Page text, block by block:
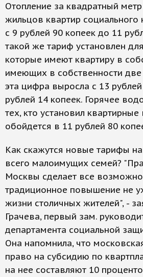
Отопление за квадратный
жильцов квартир социального
с 9 рублей 90 копеек до 11
такой же тариф установлен
которые имеют квартиру в
имеющих в собственности
эта цифра выросла с 13
рублей 14 копеек. Горячее
тех, кто установил квартирные
обойдется в 11 рублей 80
Как скажутся новые тарифы
всего малоимущих семей?
Москвы сделает все
традиционное повышение не
жизни столичных жителей", -
Грачева, первый зам.
департамента социальной
Она напомнила, что
право на субсидию по
на нее составляют 10